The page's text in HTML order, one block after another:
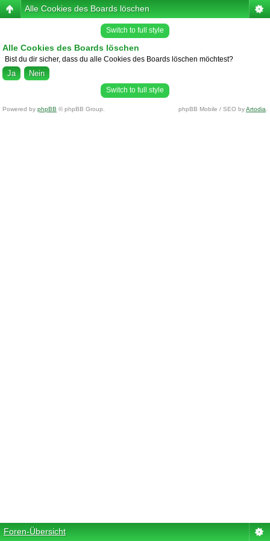
Alle Cookies des Boards löschen
Switch to full style
Alle Cookies des Boards löschen
Bist du dir sicher, dass du alle Cookies des Boards löschen möchtest?
Switch to full style
Powered by phpBB © phpBB Group. phpBB Mobile / SEO byArtodia
Foren-Übersicht